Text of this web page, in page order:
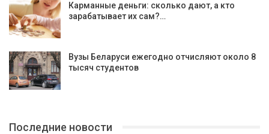
Карманные деньги: сколько дают, а кто
зарабатывает их сам?…
Вузы Беларуси ежегодно отчисляют около 8
тысяч студентов
Последние новости